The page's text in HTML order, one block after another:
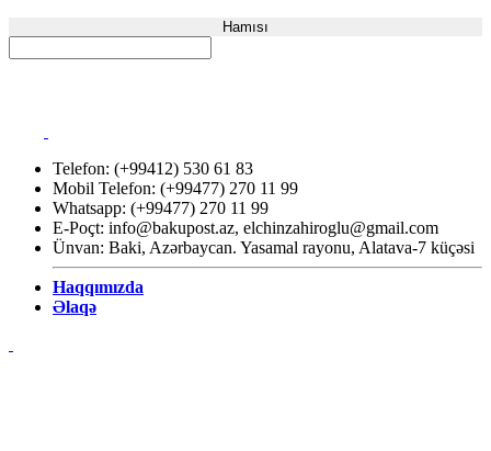
Hamısı
Telefon: (+99412) 530 61 83
Mobil Telefon: (+99477) 270 11 99
Whatsapp: (+99477) 270 11 99
E-Poçt: info@bakupost.az, elchinzahiroglu@gmail.com
Ünvan: Baki, Azərbaycan. Yasamal rayonu, Alatava-7 küçəsi
Haqqımızda
Əlaqə